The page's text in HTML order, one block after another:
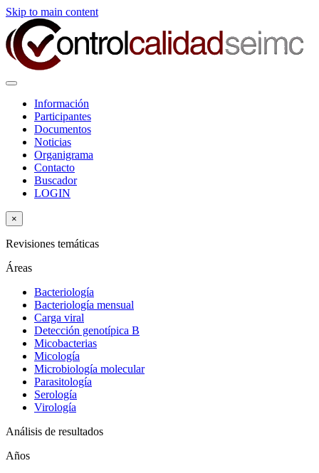
Skip to main content
Información
Participantes
Documentos
Noticias
Organigrama
Contacto
Buscador
LOGIN
×
Revisiones temáticas
Áreas
Bacteriología
Bacteriología mensual
Carga viral
Detección genotípica B
Micobacterias
Micología
Microbiología molecular
Parasitología
Serología
Virología
Análisis de resultados
Años